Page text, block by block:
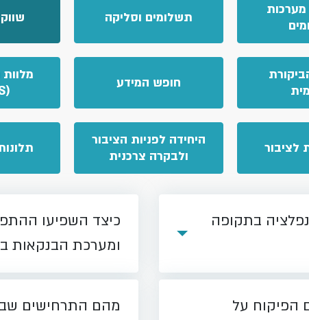
מערכות
תשלומים וסליקה
חופש המידע
(BONDS)
לציבור
היחידה לפניות הציבור
ולבקרה צרכנית
בתקופה
כיצד השפיעו
ומערכת הבנקאות
הפיקוח על
מהם התרחישים